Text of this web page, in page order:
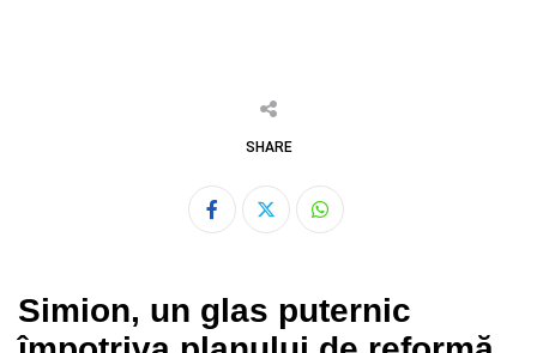
SHARE
Whatsapp
Simion, un glas puternic